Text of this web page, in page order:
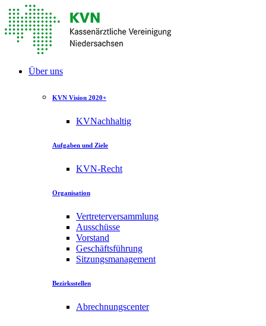
Über uns
KVN Vision 2020+
KVNachhaltig
Aufgaben und Ziele
KVN-Recht
Organisation
Vertreterversammlung
Ausschüsse
Vorstand
Geschäftsführung
Sitzungsmanagement
Bezirksstellen
Abrechnungscenter